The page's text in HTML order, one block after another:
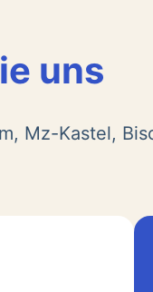
uns
Mz-Kastel,